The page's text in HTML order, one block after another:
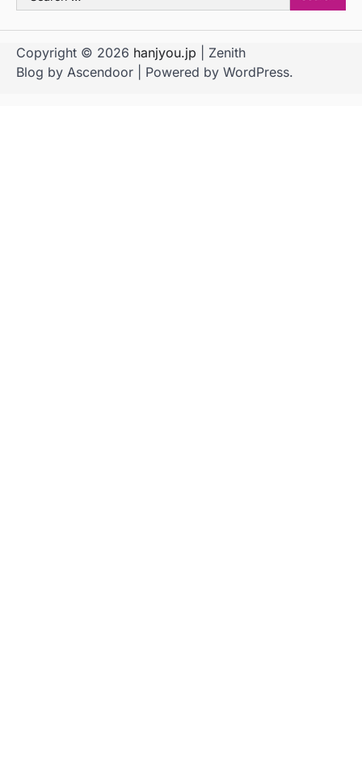
for:
Copyright © 2026 hanjyou.jp | Zenith
Blog by Ascendoor | Powered by WordPress.